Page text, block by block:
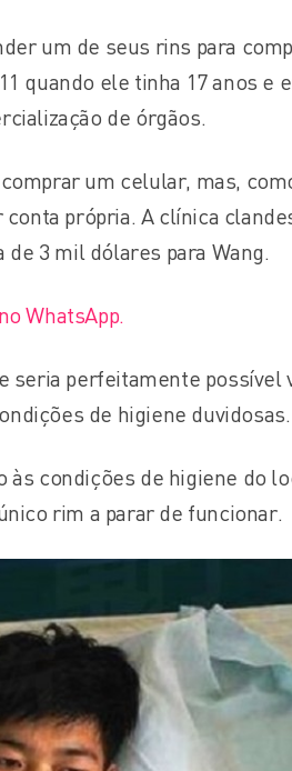
um de seus rins para
quando ele tinha 17 anos e
de órgãos.
um celular, mas,
própria. A clínica
3 mil dólares para Wang.
WhatsApp.
seria perfeitamente possível
de higiene duvidosas.
condições de higiene do
rim a parar de funcionar.